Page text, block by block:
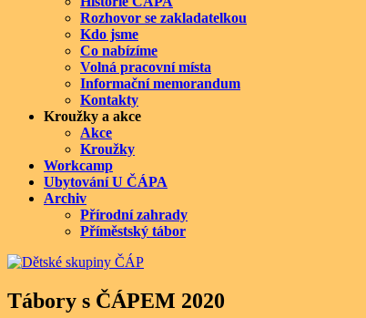
Rozhovor se zakladatelkou
Kdo jsme
Co nabízíme
Volná pracovní místa
Informační memorandum
Kontakty
Kroužky a akce
Akce
Kroužky
Workcamp
Ubytování U ČÁPA
Archiv
Přírodní zahrady
Příměstský tábor
Tábory s ČÁPEM 2020